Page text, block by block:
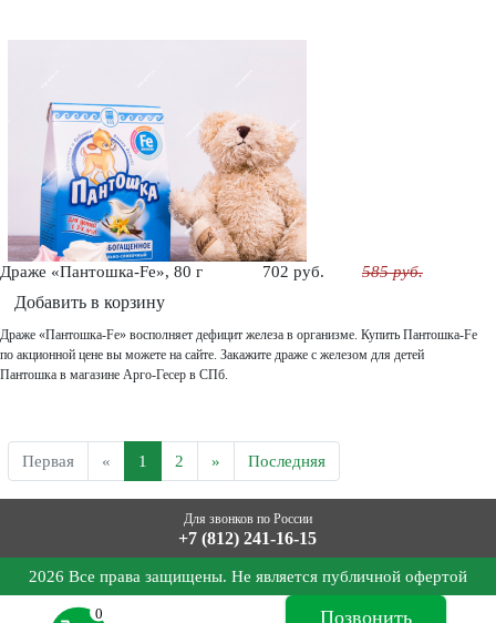
Драже «Пантошка-Fe», 80 г 702 руб. 585 руб.
Добавить в корзину
Драже «Пантошка-Fe» восполняет дефицит железа в организме. Купить Пантошка-Fe
по акционной цене вы можете на сайте. Закажите драже с железом для детей
Пантошка в магазине Арго-Гесер в СПб.
Первая « 1 2 » Последняя
Для звонков по России
+7 (812) 241-16-15
2026 Все права защищены. Не является публичной офертой
Позвонить
0